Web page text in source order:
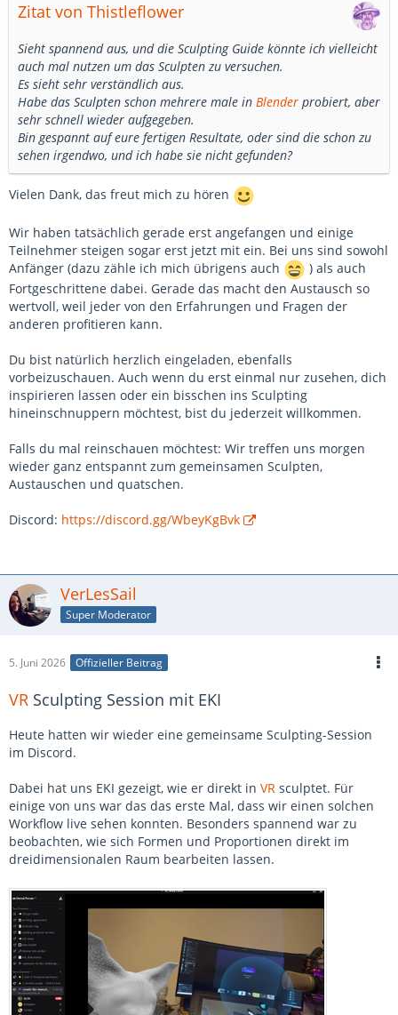
Zitat von Thistleflower
Sieht spannend aus, und die Sculpting Guide könnte ich vielleicht
auch mal nutzen um das Sculpten zu versuchen.
Es sieht sehr verständlich aus.
Habe das Sculpten schon mehrere male in Blender probiert, aber
sehr schnell wieder aufgegeben.
Bin gespannt auf eure fertigen Resultate, oder sind die schon zu
sehen irgendwo, und ich habe sie nicht gefunden?
Vielen Dank, das freut mich zu hören
Wir haben tatsächlich gerade erst angefangen und einige
Teilnehmer steigen sogar erst jetzt mit ein. Bei uns sind sowohl
Anfänger (dazu zähle ich mich übrigens auch
) als auch
Fortgeschrittene dabei. Gerade das macht den Austausch so
wertvoll, weil jeder von den Erfahrungen und Fragen der
anderen profitieren kann.
Du bist natürlich herzlich eingeladen, ebenfalls
vorbeizuschauen. Auch wenn du erst einmal nur zusehen, dich
inspirieren lassen oder ein bisschen ins Sculpting
hineinschnuppern möchtest, bist du jederzeit willkommen.
Falls du mal reinschauen möchtest: Wir treffen uns morgen
wieder ganz entspannt zum gemeinsamen Sculpten,
Austauschen und quatschen.
Discord: https://discord.gg/WbeyKgBvk
VerLesSail
Super Moderator
5. Juni 2026 Offizieller Beitrag
VR Sculpting Session mit EKI
Heute hatten wir wieder eine gemeinsame Sculpting-Session
im Discord.
Dabei hat uns EKI gezeigt, wie er direkt in VR sculptet. Für
einige von uns war das das erste Mal, dass wir einen solchen
Workflow live sehen konnten. Besonders spannend war zu
beobachten, wie sich Formen und Proportionen direkt im
dreidimensionalen Raum bearbeiten lassen.